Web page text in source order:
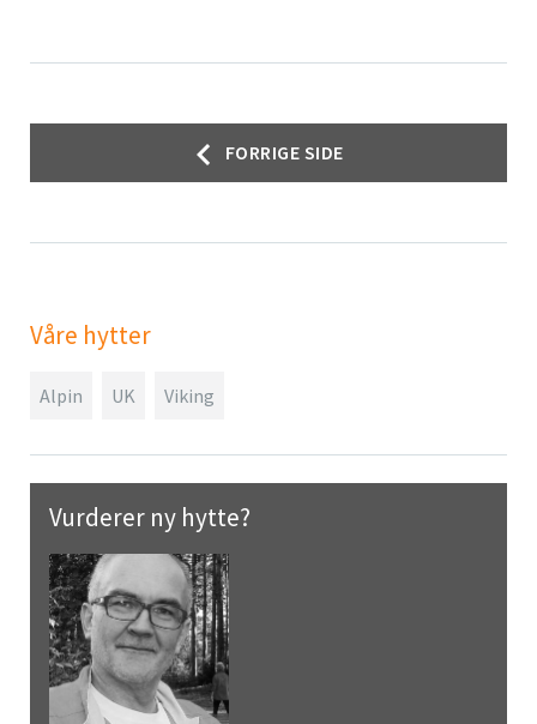
Innleggsnavigasjon
FORRIGE SIDE
Våre hytter
Alpin UK Viking
Vurderer ny hytte?